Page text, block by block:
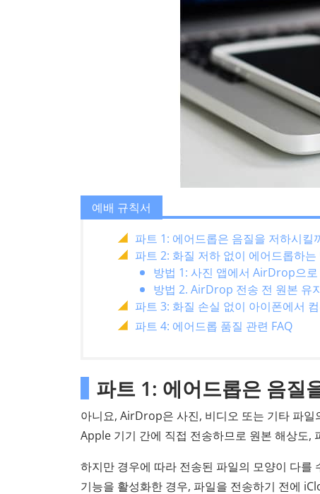
예배 규칙서
파트 1: 에어드롭은 음질을 저하시킬
파트 2: 화질 저하 없이 에어드롭하는
방법 1: 사진 앱에서 AirDrop으
방법 2. AirDrop 전송 전 원본 유
파트 3: 화질 손실 없이 아이폰에서
파트 4: 에어드롭 품질 관련 FAQ
파트 1: 에어드롭은 음질
아니요, AirDrop은 사진, 비디오 또는 기타 파
Apple 기기 간에 직접 전송하므로 원본 해상도,
하지만 경우에 따라 전송된 파일의 모양이 다를
기능을 활성화한 경우, 파일을 전송하기 전에